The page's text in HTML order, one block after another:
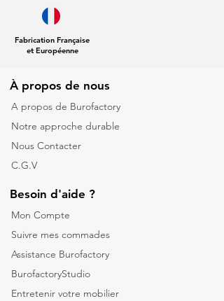
Fabrication Française
et Européenne
À propos de nous
A propos de Burofactory
Notre approche durable
Nous Contacter
C.G.V
Besoin d'aide ?
Mon Compte
Suivre mes commades
Assistance Burofactory
BurofactoryStudio
Entretenir votre mobilier